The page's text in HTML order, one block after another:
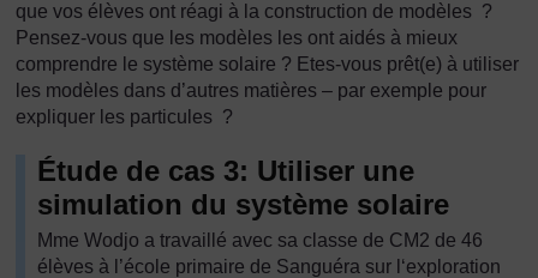
que vos élèves ont réagi à la construction de modèles ?
Pensez-vous que les modèles les ont aidés à mieux
comprendre le système solaire ? Etes-vous prêt(e) à utiliser
les modèles dans d’autres matières – par exemple pour
expliquer les particules ?
Étude de cas 3: Utiliser une
simulation du système solaire
Mme Wodjo a travaillé avec sa classe de CM2 de 46
élèves à l’école primaire de Sanguéra sur l‘exploration